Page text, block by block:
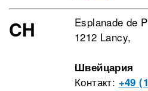
CH
Esplanade de
1212 Lancy,
Швейцария
Контакт: +49